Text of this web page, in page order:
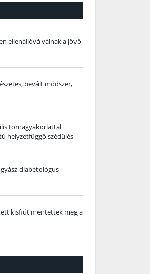
ellenállóvá válnak a jövő
bevált módszer,
tornagyakorlattal
helyzetfüggő szédülés
diabetológus
kisfiút mentettek meg a